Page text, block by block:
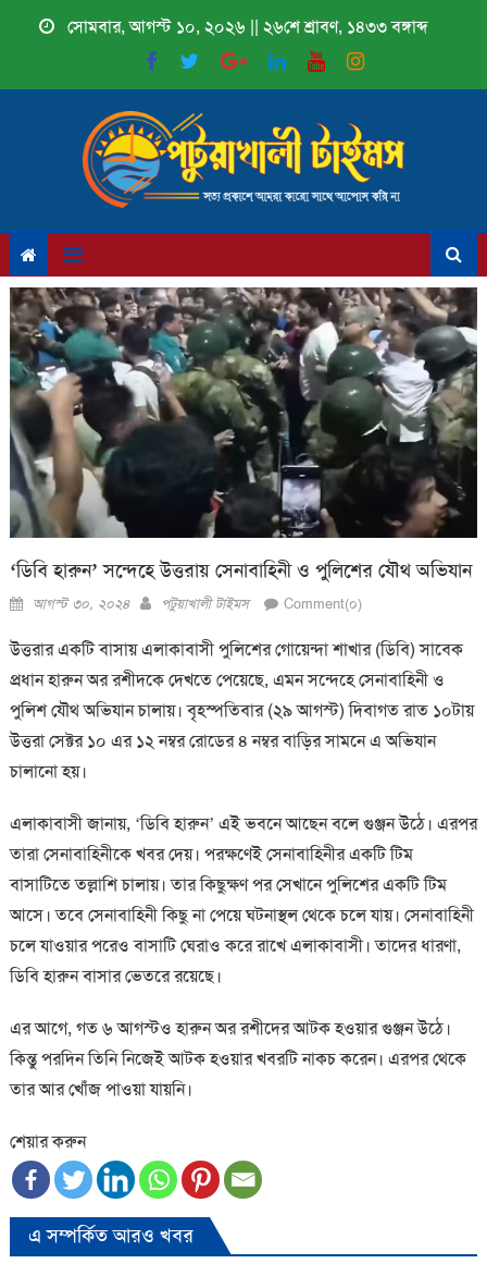
সোমবার, আগস্ট ১০, ২০২৬ || ২৬শে শ্রাবণ, ১৪৩৩ বঙ্গাব্দ
‘ডিবি হারুন’ সন্দেহে উত্তরায় সেনাবাহিনী ও পুলিশের যৌথ অভিযান
Posted
আগস্ট ৩০, ২০২৪ Author
পটুয়াখালী টাইমস Comment(০)
উত্তরার একটি বাসায় এলাকাবাসী পুলিশের গোয়েন্দা শাখার (ডিবি) সাবেক
প্রধান হারুন অর রশীদকে দেখতে পেয়েছে, এমন সন্দেহে সেনাবাহিনী ও
পুলিশ যৌথ অভিযান চালায়। বৃহস্পতিবার (২৯ আগস্ট) দিবাগত রাত ১০টায়
উত্তরা সেক্টর ১০ এর ১২ নম্বর রোডের ৪ নম্বর বাড়ির সামনে এ অভিযান
চালানো হয়।
এলাকাবাসী জানায়, ‘ডিবি হারুন’ এই ভবনে আছেন বলে গুঞ্জন উঠে। এরপর
তারা সেনাবাহিনীকে খবর দেয়। পরক্ষণেই সেনাবাহিনীর একটি টিম
বাসাটিতে তল্লাশি চালায়। তার কিছুক্ষণ পর সেখানে পুলিশের একটি টিম
আসে। তবে সেনাবাহিনী কিছু না পেয়ে ঘটনাস্থল থেকে চলে যায়। সেনাবাহিনী
চলে যাওয়ার পরেও বাসাটি ঘেরাও করে রাখে এলাকাবাসী। তাদের ধারণা,
ডিবি হারুন বাসার ভেতরে রয়েছে।
এর আগে, গত ৬ আগস্টও হারুন অর রশীদের আটক হওয়ার গুঞ্জন উঠে।
কিন্তু পরদিন তিনি নিজেই আটক হওয়ার খবরটি নাকচ করেন। এরপর থেকে
তার আর খোঁজ পাওয়া যায়নি।
শেয়ার করুন
এ সম্পর্কিত আরও খবর